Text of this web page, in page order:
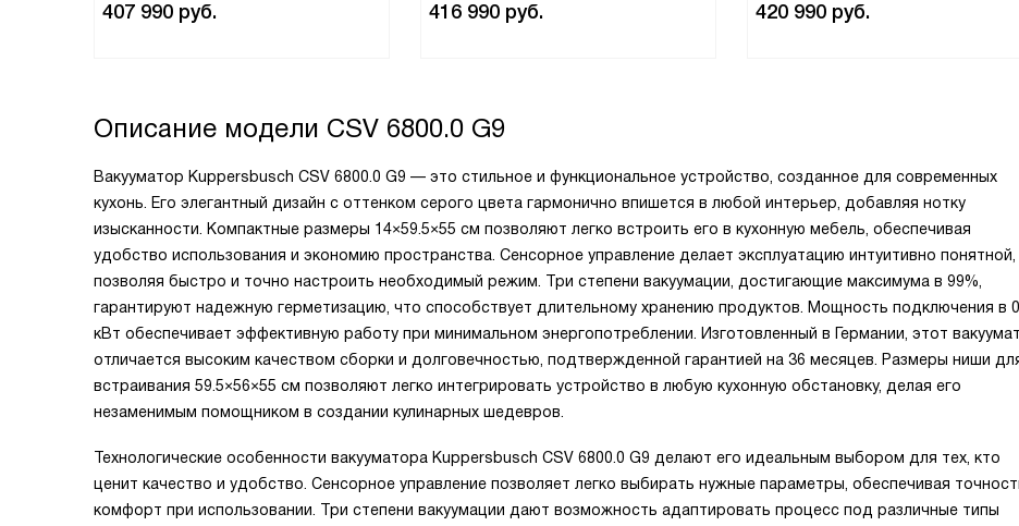
407 990 руб. 416 990 руб. 420 990 руб.
Описание модели CSV 6800.0 G9
Вакууматор Kuppersbusch CSV 6800.0 G9 — это стильное и функциональное устройство, созданное для современных
кухонь. Его элегантный дизайн с оттенком серого цвета гармонично впишется в любой интерьер, добавляя нотку
изысканности. Компактные размеры 14×59.5×55 см позволяют легко встроить его в кухонную мебель, обеспечивая
удобство использования и экономию пространства. Сенсорное управление делает эксплуатацию интуитивно понятной,
позволяя быстро и точно настроить необходимый режим. Три степени вакуумации, достигающие максимума в 99%,
гарантируют надежную герметизацию, что способствует длительному хранению продуктов. Мощность подключения в
кВт обеспечивает эффективную работу при минимальном энергопотреблении. Изготовленный в Германии, этот
отличается высоким качеством сборки и долговечностью, подтвержденной гарантией на 36 месяцев. Размеры ниши
встраивания 59.5×56×55 см позволяют легко интегрировать устройство в любую кухонную обстановку, делая его
незаменимым помощником в создании кулинарных шедевров.
Технологические особенности вакууматора Kuppersbusch CSV 6800.0 G9 делают его идеальным выбором для тех, кто
ценит качество и удобство. Сенсорное управление позволяет легко выбирать нужные параметры, обеспечивая
комфорт при использовании. Три степени вакуумации дают возможность адаптировать процесс под различные типы